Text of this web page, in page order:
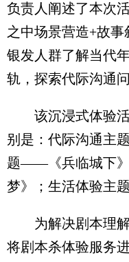
负责人阐述了本次
之中场景营造+故
银发人群了解当代
轨，探索代际沟通
该沉浸式体验活
别是：代际沟通主
题——《兵临城下
梦》；生活体验主
为解决剧本理解
将剧本杀体验服务